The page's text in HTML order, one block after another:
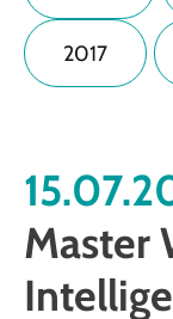
2017
Master